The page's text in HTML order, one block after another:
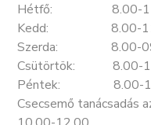
Hétfő: 8.00-
Kedd: 8.00-
Szerda: 8.00-
Csütörtök: 8.00-
Péntek: 8.00-
Csecsemő tanácsadás